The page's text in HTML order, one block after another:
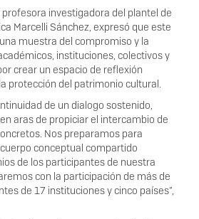
profesora investigadora del plantel de
Marcelli Sánchez, expresó que este
muestra del compromiso y la
instituciones, colectivos y
crear un espacio de reflexión
protección del patrimonio cultural.
de un dialogo sostenido,
aras de propiciar el intercambio de
Nos preparamos para
conceptual compartido
de los participantes de nuestra
con la participación de más de
de 17 instituciones y cinco países”,